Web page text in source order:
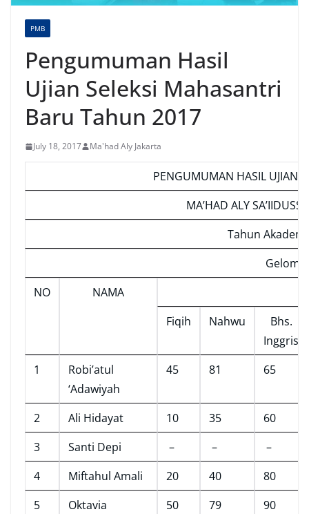
PMB
Pengumuman Hasil
Ujian Seleksi Mahasantri
Baru Tahun 2017
July 18, 2017 Ma'had Aly Jakarta
PENGUMUMAN HASIL UJIAN
MA’HAD ALY
Tahun
NO
NAMA
Fiqih
Nahwu
Bhs.
Inggris
1
Robi’atul
‘Adawiyah
45 81 65
2 Ali Hidayat 10 35
60
3
Santi Depi – –
–
4
Miftahul Amali 20 40
80
5
Oktavia
50 79 90